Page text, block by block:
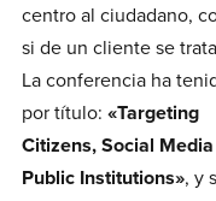
centro al ciudadano,
si de un cliente se
La conferencia ha
por título: «Targeting
Citizens, Social
Public Institutions», y